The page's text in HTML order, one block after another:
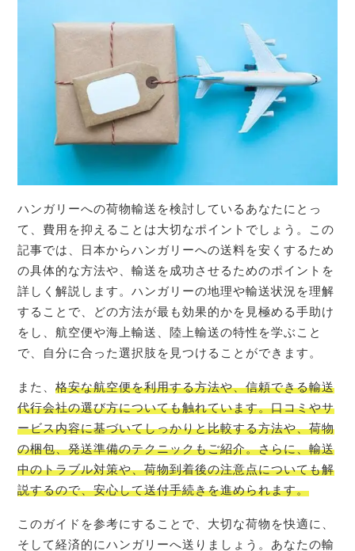
ハンガリーへの荷物輸送を検討しているあなたにとっ
て、費用を抑えることは大切なポイントでしょう。この
記事では、日本からハンガリーへの送料を安くするため
の具体的な方法や、輸送を成功させるためのポイントを
詳しく解説します。ハンガリーの地理や輸送状況を理解
することで、どの方法が最も効果的かを見極める手助け
をし、航空便や海上輸送、陸上輸送の特性を学ぶこと
で、自分に合った選択肢を見つけることができます。
また、格安な航空便を利用する方法や、信頼できる輸送
代行会社の選び方についても触れています。口コミやサ
ービス内容に基づいてしっかりと比較する方法や、荷物
の梱包、発送準備のテクニックもご紹介。さらに、輸送
中のトラブル対策や、荷物到着後の注意点についても解
説するので、安心して送付手続きを進められます。
このガイドを参考にすることで、大切な荷物を快適に、
そして経済的にハンガリーへ送りましょう。あなたの輸